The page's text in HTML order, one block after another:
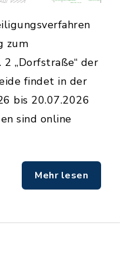
zum
„Dorfstraße“ der
findet in der
bis 20.07.2026
sind online
Mehr lesen